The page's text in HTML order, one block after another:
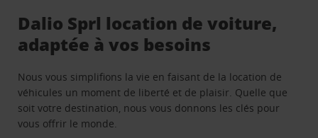
Dalio Sprl location de voiture,
adaptée à vos besoins
Nous vous simplifions la vie en faisant de la location de
véhicules un moment de liberté et de plaisir. Quelle que
soit votre destination, nous vous donnons les clés pour
vous offrir le monde.